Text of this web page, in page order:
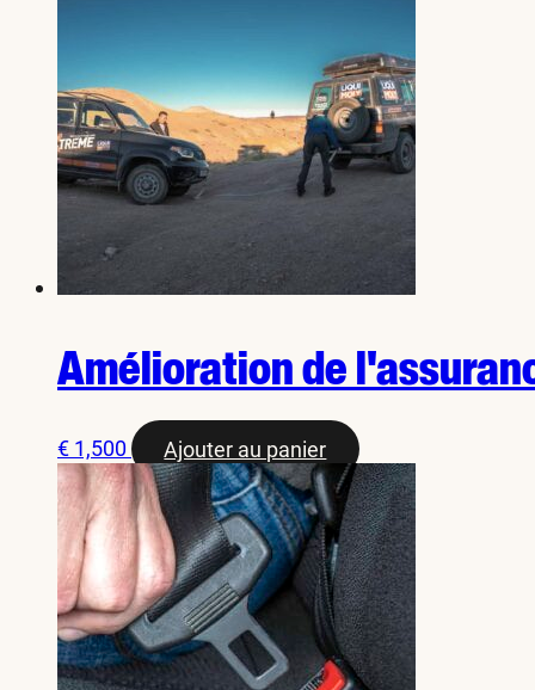
Amélioration de
€ 1,500 Ajouter au panier